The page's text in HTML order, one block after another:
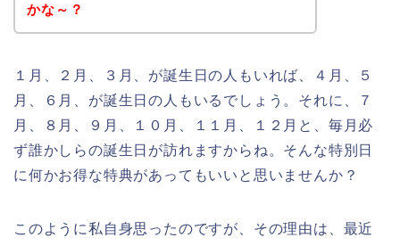
かな～？
１月、２月、３月、が誕生日の人もいれば、４月、５
月、６月、が誕生日の人もいるでしょう。それに、７
月、８月、９月、１０月、１１月、１２月と、毎月必
ず誰かしらの誕生日が訪れますからね。そんな特別日
に何かお得な特典があってもいいと思いませんか？
このように私自身思ったのですが、その理由は、最近